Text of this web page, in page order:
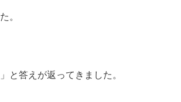
。
と答えが返ってきました。